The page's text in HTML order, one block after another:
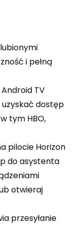
i pełną
TV
uzyskać dostęp
tym HBO,
pilocie Horizon
do asystenta
otwieraj
przesyłanie